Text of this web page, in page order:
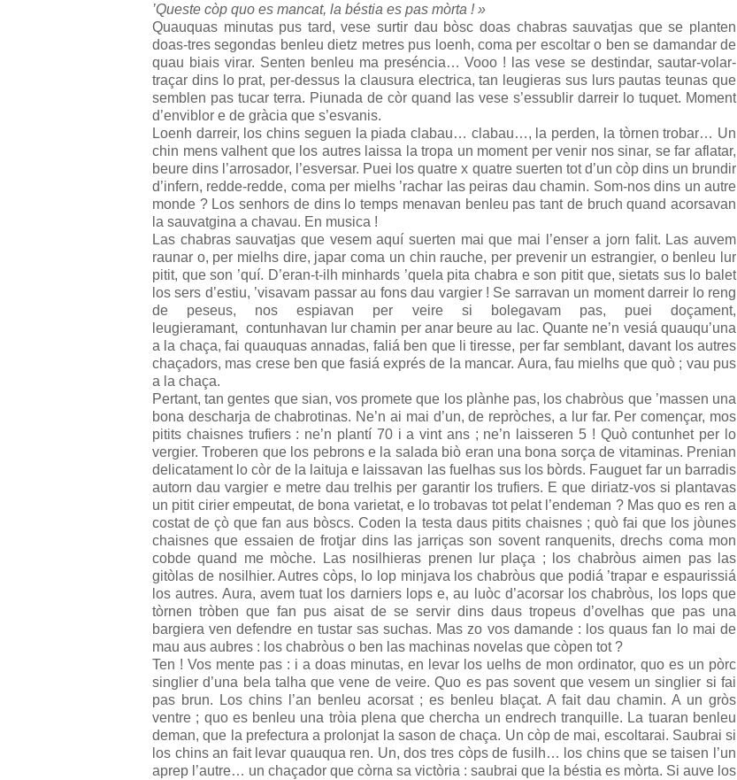
’Queste còp quo es mancat, la béstia es pas mòrta ! »
Quauquas minutas pus tard, vese surtir dau bòsc doas chabras sauvatjas que se planten
doas-tres segondas benleu dietz metres pus loenh, coma per escoltar o ben se damandar de
quau biais virar. Senten benleu ma preséncia… Vooo ! las vese se destindar, sautar-volar-
traçar dins lo prat, per-dessus la clausura electrica, tan leugieras sus lurs pautas teunas que
semblen pas tucar terra. Piunada de còr quand las vese s’essublir darreir lo tuquet. Moment
d’enviblor e de gràcia que s’esvanis.
Loenh darreir, los chins seguen la piada clabau… clabau…, la perden, la tòrnen trobar… Un
chin mens valhent que los autres laissa la tropa un moment per venir nos sinar, se far aflatar,
beure dins l’arrosador, l’esversar. Puei los quatre x quatre suerten tot d’un còp dins un brundir
d’infern, redde-redde, coma per mielhs ’rachar las peiras dau chamin. Som-nos dins un autre
monde ? Los senhors de dins lo temps menavan benleu pas tant de bruch quand acorsavan
la sauvatgina a chavau. En musica !
Las chabras sauvatjas que vesem aquí suerten mai que mai l’enser a jorn falit. Las auvem
raunar o, per mielhs dire, japar coma un chin rauche, per prevenir un estrangier, o benleu lur
pitit, que son ’quí. D’eran-t-ilh minhards ’quela pita chabra e son pitit que, sietats sus lo balet
los sers d’estiu, ’visavam passar au fons dau vargier ! Se sarravan un moment darreir lo reng
de peseus, nos espiavan per veire si bolegavam pas, puei doçament,
leugieramant, contunhavan lur chamin per anar beure au lac. Quante ne’n vesiá quauqu’una
a la chaça, fai quauquas annadas, faliá ben que li tiresse, per far semblant, davant los autres
chaçadors, mas crese ben que fasiá exprés de la mancar. Aura, fau mielhs que quò ; vau pus
a la chaça.
Pertant, tan gentes que sian, vos promete que los plànhe pas, los chabròus que ’massen una
bona descharja de chabrotinas. Ne’n ai mai d’un, de repròches, a lur far. Per començar, mos
pitits chaisnes trufiers : ne’n plantí 70 i a vint ans ; ne’n laisseren 5 ! Quò contunhet per lo
vergier. Troberen que los pebrons e la salada biò eran una bona sorça de vitaminas. Prenian
delicatament lo còr de la laituja e laissavan las fuelhas sus los bòrds. Fauguet far un barradis
autorn dau vargier e metre dau trelhis per garantir los trufiers. E que diriatz-vos si plantavas
un pitit cirier empeutat, de bona varietat, e lo trobavas tot pelat l’endeman ? Mas quo es ren a
costat de çò que fan aus bòscs. Coden la testa daus pitits chaisnes ; quò fai que los jòunes
chaisnes que essaien de frotjar dins las jarriças son sovent ranquenits, drechs coma mon
cobde quand me mòche. Las nosilhieras prenen lur plaça ; los chabròus aimen pas las
gitòlas de nosilhier. Autres còps, lo lop minjava los chabròus que podiá ’trapar e espaurissiá
los autres. Aura, avem tuat los darniers lops e, au luòc d’acorsar los chabròus, los lops que
tòrnen tròben que fan pus aisat de se servir dins daus tropeus d’ovelhas que pas una
bargiera ven defendre en tustar sas suchas. Mas zo vos damande : los quaus fan lo mai de
mau aus aubres : los chabròus o ben las machinas novelas que còpen tot ?
Ten ! Vos mente pas : i a doas minutas, en levar los uelhs de mon ordinator, quo es un pòrc
singlier d’una bela talha que vene de veire. Quo es pas sovent que vesem un singlier si fai
pas brun. Los chins l’an benleu acorsat ; es benleu blaçat. A fait dau chamin. A un gròs
ventre ; quo es benleu una tròia plena que chercha un endrech tranquille. La tuaran benleu
deman, que la prefectura a prolonjat la sason de chaça. Un còp de mai, escoltarai. Saubrai si
los chins an fait levar quauqua ren. Un, dos tres còps de fusilh… los chins que se taisen l’un
aprep l’autre… un chaçador que còrna sa victòria : saubrai que la béstia es mòrta. Si auve los